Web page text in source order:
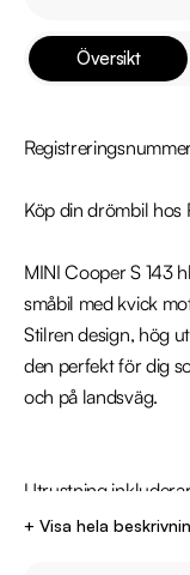
Översikt
Köp din drömbil
MINI Cooper S 143
småbil med kvick
Stilren design, hög
den perfekt för dig
och på landsväg.
Utrustning
  - Läder/Tyg klädsel
+ Visa hela